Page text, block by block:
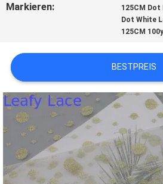
Markieren: 125CM
Dot White
125CM
BESTPREIS